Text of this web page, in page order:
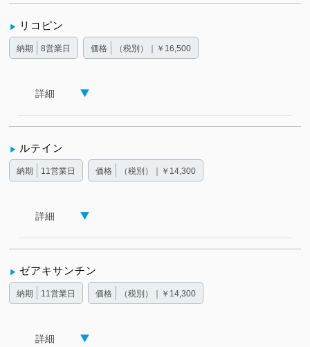
リコピン
納期 8営業日 価格 （税別）｜￥16,500
詳細
ルテイン
納期 11営業日 価格 （税別）｜￥14,300
詳細
ゼアキサンチン
納期 11営業日 価格 （税別）｜￥14,300
詳細